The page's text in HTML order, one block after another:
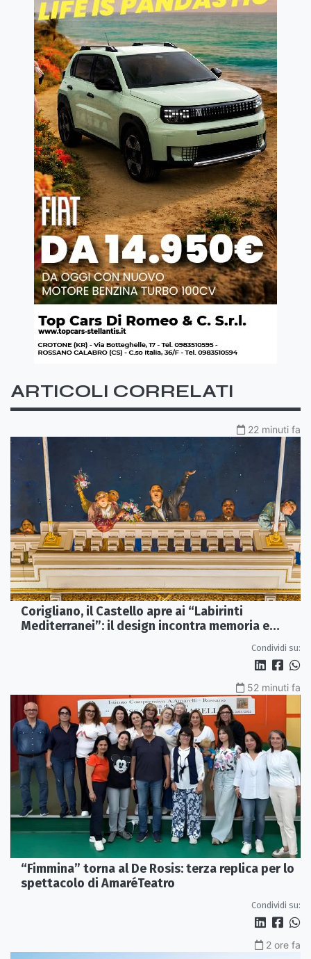
ARTICOLI CORRELATI
22 minuti fa
Corigliano, il Castello apre ai “Labirinti
Mediterranei”: il design incontra memoria e
Condividi su:
52 minuti fa
“Fimmina” torna al De Rosis: terza replica per lo
spettacolo di AmaréTeatro
Condividi su:
2 ore fa